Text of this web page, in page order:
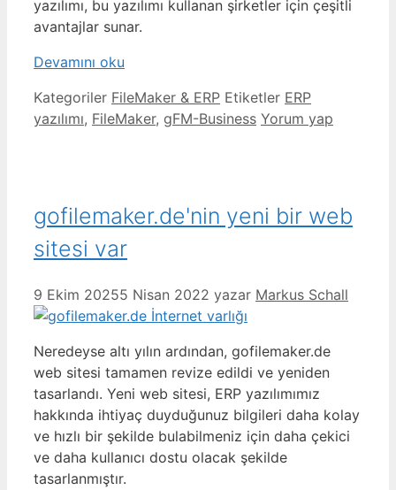
yazılımı, bu yazılımı kullanan şirketler için çeşitli
avantajlar sunar.
Devamını oku
Kategoriler FileMaker & ERP Etiketler ERP
yazılımı, FileMaker, gFM-Business Yorum yap
gofilemaker.de'nin yeni bir web
sitesi var
9 Ekim 20255 Nisan 2022 yazar Markus Schall
Neredeyse altı yılın ardından, gofilemaker.de
web sitesi tamamen revize edildi ve yeniden
tasarlandı. Yeni web sitesi, ERP yazılımımız
hakkında ihtiyaç duyduğunuz bilgileri daha kolay
ve hızlı bir şekilde bulabilmeniz için daha çekici
ve daha kullanıcı dostu olacak şekilde
tasarlanmıştır.